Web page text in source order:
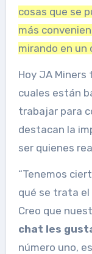
cosas que se
más
mirando en un
Hoy JA Miners
cuales están
trabajar para
destacan la
ser quienes
“Tenemos
qué se trata
Creo que
chat les
número uno,